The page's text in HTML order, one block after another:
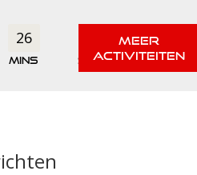
26
mins secs